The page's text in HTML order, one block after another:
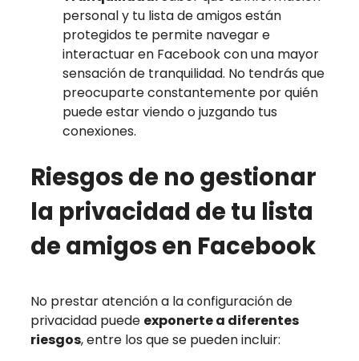
personal y tu lista de amigos están
protegidos te permite navegar e
interactuar en Facebook con una mayor
sensación de tranquilidad. No tendrás que
preocuparte constantemente por quién
puede estar viendo o juzgando tus
conexiones.
Riesgos de no gestionar
la privacidad de tu lista
de amigos en Facebook
No prestar atención a la configuración de
privacidad puede exponerte a diferentes
riesgos, entre los que se pueden incluir: